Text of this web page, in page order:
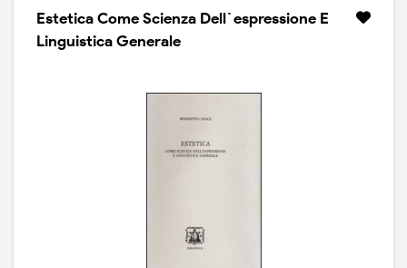
Estetica Come Scienza Dell`espressione E
Linguistica Generale